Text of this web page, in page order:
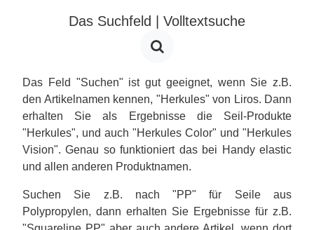
Das Suchfeld | Volltextsuche
Das Feld "Suchen" ist gut geeignet, wenn Sie z.B.
den Artikelnamen kennen, "Herkules" von Liros. Dann
erhalten Sie als Ergebnisse die Seil-Produkte
"Herkules", und auch "Herkules Color" und "Herkules
Vision". Genau so funktioniert das bei Handy elastic
und allen anderen Produktnamen.
Suchen Sie z.B. nach "PP" für Seile aus
Polypropylen, dann erhalten Sie Ergebnisse für z.B.